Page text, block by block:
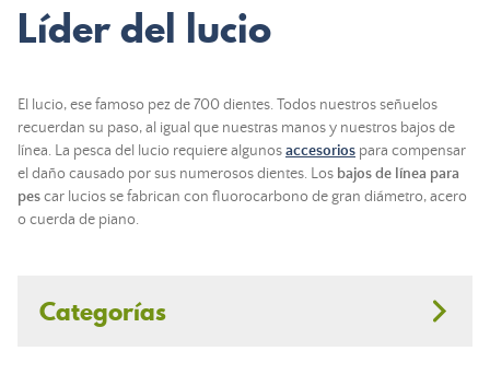
Líder del lucio
El lucio, ese famoso pez de 700 dientes. Todos nuestros señuelos
recuerdan su paso, al igual que nuestras manos y nuestros bajos de
línea. La pesca del lucio requiere algunosaccesorios para compensar
el daño causado por sus numerosos dientes. Los bajos de línea para
pescar lucios se fabrican con fluorocarbono de gran diámetro, acero
o cuerda de piano.
Categorías